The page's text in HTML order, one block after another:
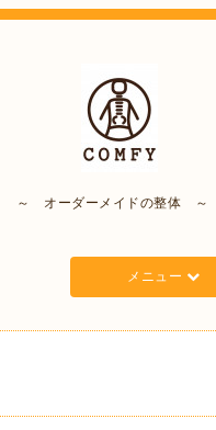
～ オーダーメイドの整体 ～
メニュー